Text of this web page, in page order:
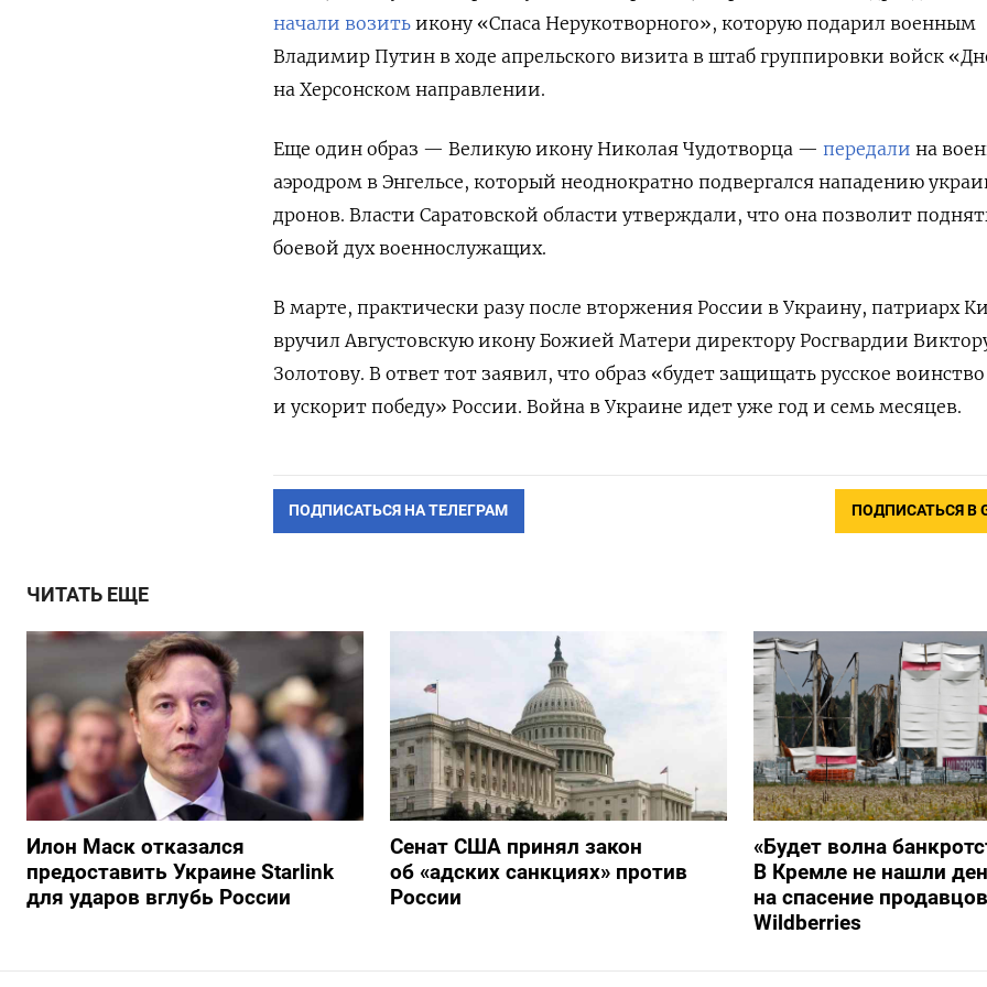
начали возить икону «Спаса Нерукотворного», которую подарил военным
Владимир Путин в ходе апрельского визита в штаб группировки войск
на Херсонском направлении.
Еще один образ — Великую икону Николая Чудотворца — передали на
аэродром в Энгельсе, который неоднократно подвергался нападению
дронов. Власти Саратовской области утверждали, что она позволит
боевой дух военнослужащих.
В марте, практически разу после вторжения России в Украину, патриарх
вручил Августовскую икону Божией Матери директору Росгвардии
Золотову. В ответ тот заявил, что образ «будет защищать русское воинство
и ускорит победу» России. Война в Украине идет уже год и семь месяцев.
ПОДПИСАТЬСЯ НА ТЕЛЕГРАМ ПОДПИСАТЬСЯ В
ЧИТАТЬ ЕЩЕ
Илон Маск отказался
предоставить Украине Starlink
для ударов вглубь России
Сенат США принял закон
об «адских санкциях» против
России
«Будет волна
В Кремле не нашли
на спасение продавцов
Wildberries